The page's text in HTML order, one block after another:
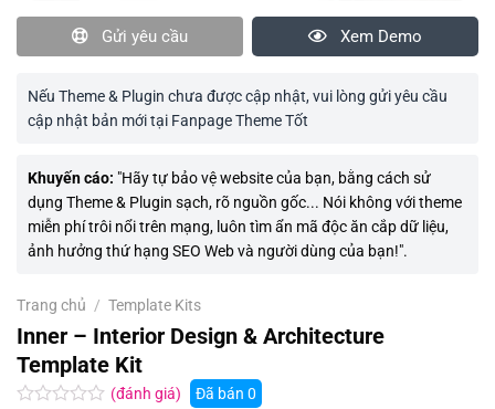
Gửi yêu cầu Xem Demo
Nếu Theme & Plugin chưa được cập nhật, vui lòng gửi yêu cầu
cập nhật bản mới tại Fanpage Theme Tốt
Khuyến cáo: "Hãy tự bảo vệ website của bạn, bằng cách sử
dụng Theme & Plugin sạch, rõ nguồn gốc... Nói không với theme
miễn phí trôi nổi trên mạng, luôn tìm ẩn mã độc ăn cắp dữ liệu,
ảnh hưởng thứ hạng SEO Web và người dùng của bạn!".
Trang chủ / Template Kits
Inner – Interior Design & Architecture
Template Kit
(đánh giá) Đã bán 0